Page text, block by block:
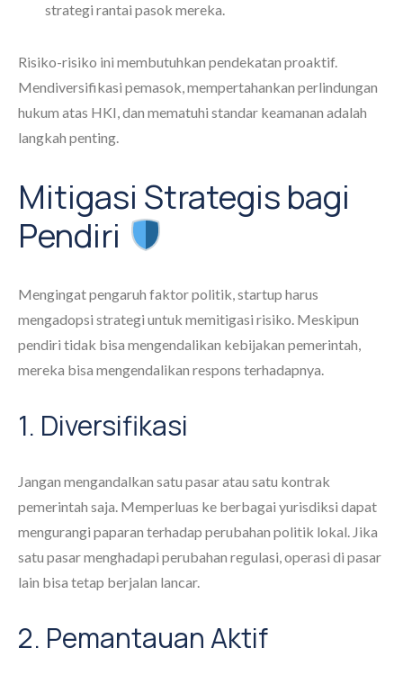
strategi rantai pasok mereka.
Risiko-risiko ini membutuhkan pendekatan proaktif.
Mendiversifikasi pemasok, mempertahankan perlindungan
hukum atas HKI, dan mematuhi standar keamanan adalah
langkah penting.
Mitigasi Strategis bagi
Pendiri
Mengingat pengaruh faktor politik, startup harus
mengadopsi strategi untuk memitigasi risiko. Meskipun
pendiri tidak bisa mengendalikan kebijakan pemerintah,
mereka bisa mengendalikan respons terhadapnya.
1. Diversifikasi
Jangan mengandalkan satu pasar atau satu kontrak
pemerintah saja. Memperluas ke berbagai yurisdiksi dapat
mengurangi paparan terhadap perubahan politik lokal. Jika
satu pasar menghadapi perubahan regulasi, operasi di pasar
lain bisa tetap berjalan lancar.
2. Pemantauan Aktif